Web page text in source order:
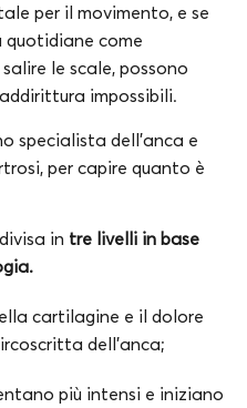
per il movimento, e se
come
le scale, possono
impossibili.
specialista dell’anca e
per capire quanto è
in tre livelli in base
cartilagine e il dolore
dell’anca;
più intensi e iniziano